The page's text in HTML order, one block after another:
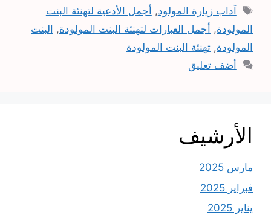
الوسوم
آداب زيارة المولود, أجمل الأدعية لتهنئة البنت
المولودة, أجمل العبارات لتهنئة البنت المولودة, البنت
المولودة, تهنئة البنت المولودة
أضف تعليق
الأرشيف
مارس 2025
فبراير 2025
يناير 2025